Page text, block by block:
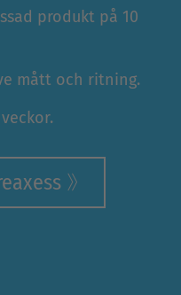
produkt på 10
mått och ritning.